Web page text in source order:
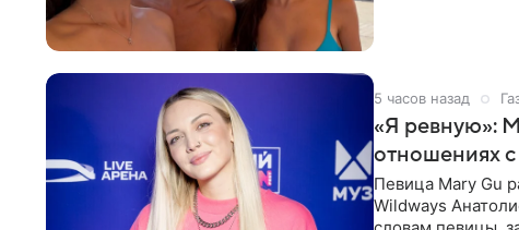
5 часов назад
«Я ревную»:
отношениях
Певица Mary Gu
Wildways